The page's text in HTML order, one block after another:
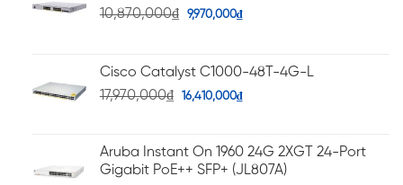
10,870,000₫ 9,970,000₫
Cisco Catalyst C1000-48T-4G-L
17,970,000₫ 16,410,000₫
Aruba Instant On 1960 24G 2XGT 24-Port
Gigabit PoE++ SFP+ (JL807A)